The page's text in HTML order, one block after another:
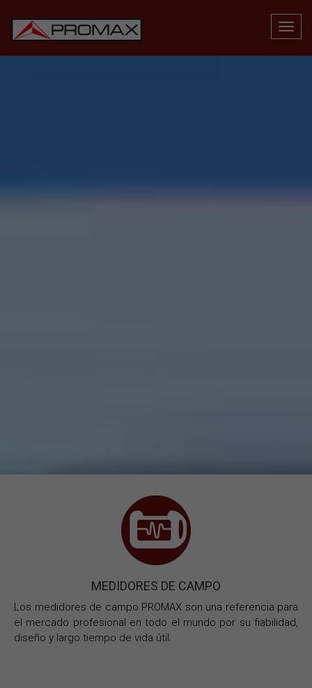
MEDIDORES DE CAMPO
Los medidores de campo PROMAX son una referencia para
el mercado profesional en todo el mundo por su fiabilidad,
diseño y largo tiempo de vida útil.